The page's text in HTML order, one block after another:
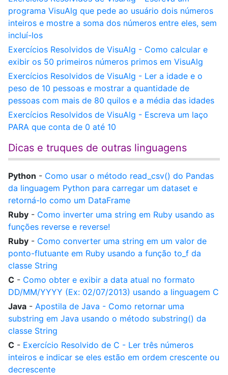
programa VisuAlg que pede ao usuário dois números
inteiros e mostre a soma dos números entre eles, sem
incluí-los
Exercícios Resolvidos de VisuAlg - Como calcular e
exibir os 50 primeiros números primos em VisuAlg
Exercícios Resolvidos de VisuAlg - Ler a idade e o
peso de 10 pessoas e mostrar a quantidade de
pessoas com mais de 80 quilos e a média das idades
Exercícios Resolvidos de VisuAlg - Escreva um laço
PARA que conta de 0 até 10
Dicas e truques de outras linguagens
Python - Como usar o método read_csv() do Pandas
da linguagem Python para carregar um dataset e
retorná-lo como um DataFrame
Ruby - Como inverter uma string em Ruby usando as
funções reverse e reverse!
Ruby - Como converter uma string em um valor de
ponto-flutuante em Ruby usando a função to_f da
classe String
C - Como obter e exibir a data atual no formato
DD/MM/YYYY (Ex: 02/07/2013) usando a linguagem C
Java - Apostila de Java - Como retornar uma
substring em Java usando o método substring() da
classe String
C - Exercício Resolvido de C - Ler três números
inteiros e indicar se eles estão em ordem crescente ou
decrescente